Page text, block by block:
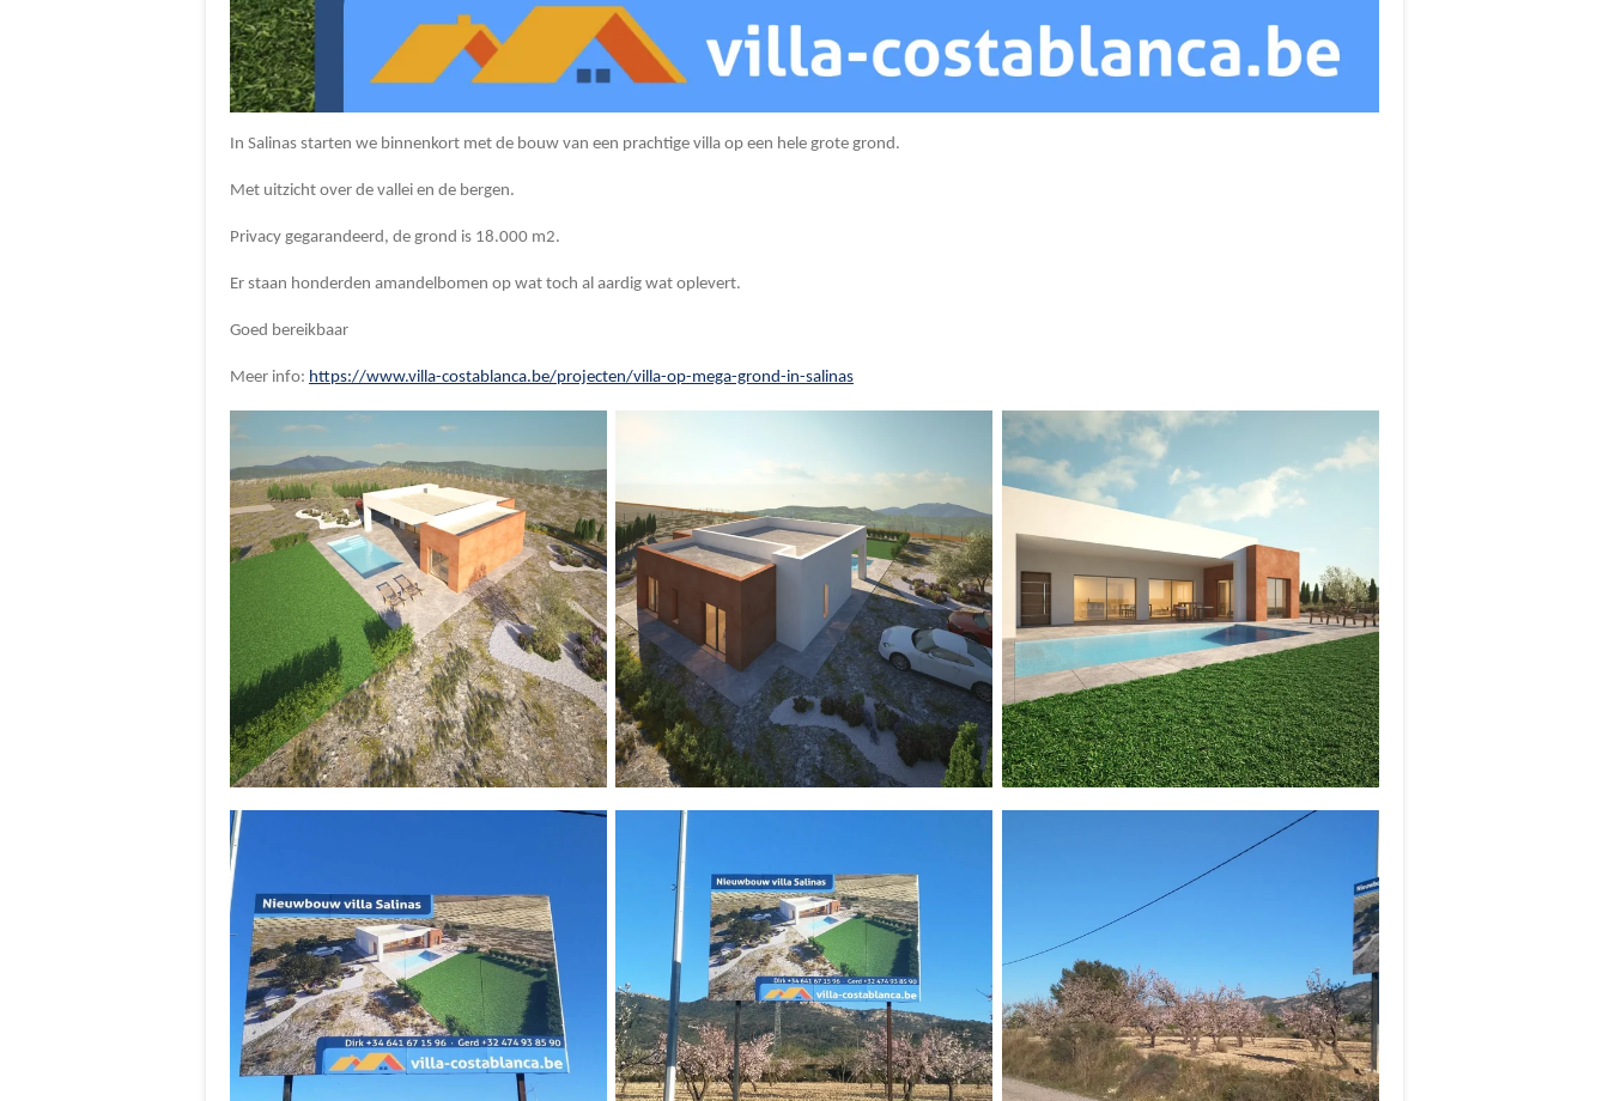
In Salinas starten we binnenkort met de bouw van een prachtige villa op een hele grote grond.
Met uitzicht over de vallei en de bergen.
Privacy gegarandeerd, de grond is 18.000 m2.
Er staan honderden amandelbomen op wat toch al aardig wat oplevert.
Goed bereikbaar
Meer info: https://www.villa-costablanca.be/projecten/villa-op-mega-grond-in-salinas